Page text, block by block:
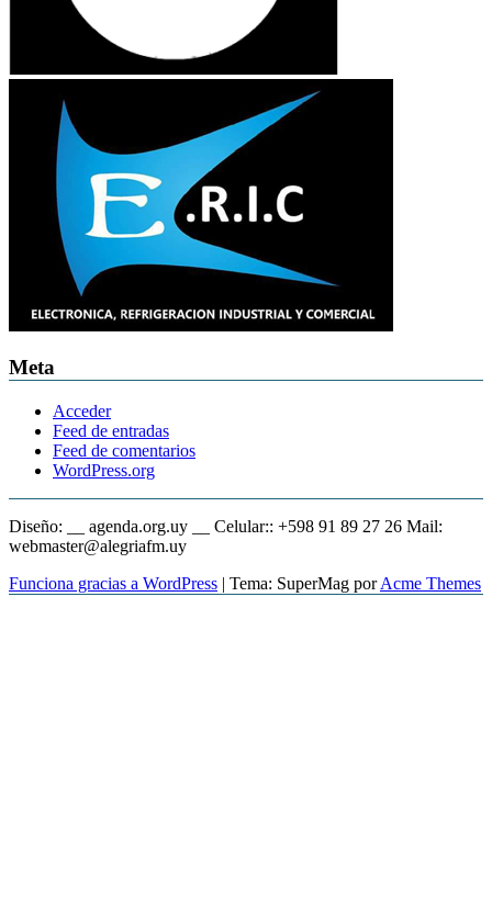
Meta
Acceder
Feed de entradas
Feed de comentarios
WordPress.org
Diseño: __ agenda.org.uy __ Celular:: +598 91 89 27 26 Mail:
webmaster@alegriafm.uy
Funciona gracias a WordPress | Tema: SuperMag porAcme Themes